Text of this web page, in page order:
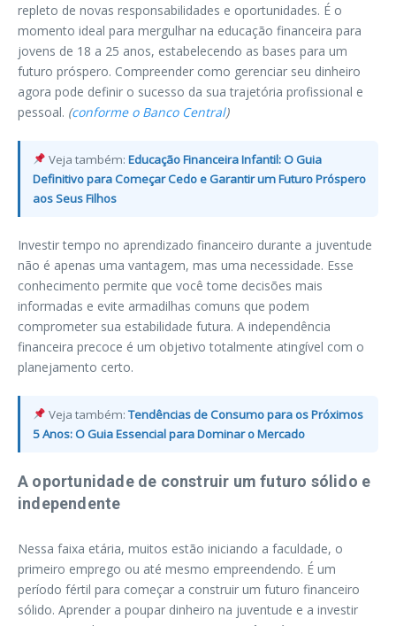
repleto de novas responsabilidades e oportunidades. É o
momento ideal para mergulhar na educação financeira para
jovens de 18 a 25 anos, estabelecendo as bases para um
futuro próspero. Compreender como gerenciar seu dinheiro
agora pode definir o sucesso da sua trajetória profissional e
pessoal. (conforme o Banco Central)
Veja também:Educação Financeira Infantil: O Guia
Definitivo para Começar Cedo e Garantir um Futuro Próspero
aos Seus Filhos
Investir tempo no aprendizado financeiro durante a juventude
não é apenas uma vantagem, mas uma necessidade. Esse
conhecimento permite que você tome decisões mais
informadas e evite armadilhas comuns que podem
comprometer sua estabilidade futura. A independência
financeira precoce é um objetivo totalmente atingível com o
planejamento certo.
Veja também:Tendências de Consumo para os Próximos
5 Anos: O Guia Essencial para Dominar o Mercado
A oportunidade de construir um futuro sólido e
independente
Nessa faixa etária, muitos estão iniciando a faculdade, o
primeiro emprego ou até mesmo empreendendo. É um
período fértil para começar a construir um futuro financeiro
sólido. Aprender a poupar dinheiro na juventude e a investir